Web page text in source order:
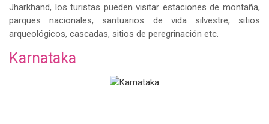
Jharkhand, los turistas pueden visitar estaciones de montaña,
parques nacionales, santuarios de vida silvestre, sitios
arqueológicos, cascadas, sitios de peregrinación etc.
Karnataka